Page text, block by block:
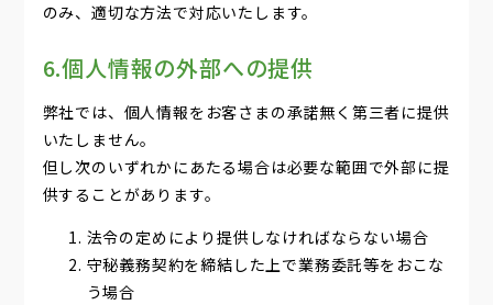
のみ、適切な方法で対応いたします。
6.個人情報の外部への提供
弊社では、個人情報をお客さまの承諾無く第三者に提供
いたしません。
但し次のいずれかにあたる場合は必要な範囲で外部に提
供することがあります。
法令の定めにより提供しなければならない場合
守秘義務契約を締結した上で業務委託等をおこな
う場合